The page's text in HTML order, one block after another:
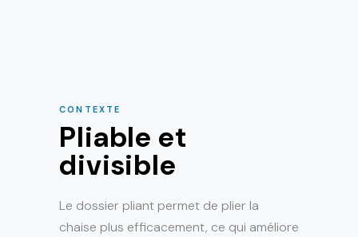
CONTEXTE
Pliable et
divisible
Le dossier pliant permet de plier la
chaise plus efficacement, ce qui améliore